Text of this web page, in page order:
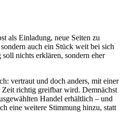
als Einladung, neue Seiten zu
auch ein Stück weit bei sich
nichts erklären, sondern eher
vertraut und doch anders, mit einer
richtig greifbar wird. Demnächst
Handel erhältlich – und
eine weitere Stimmung hinzu, statt